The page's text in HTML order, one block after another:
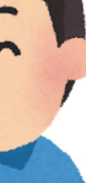
メンタルフレンド
敏について